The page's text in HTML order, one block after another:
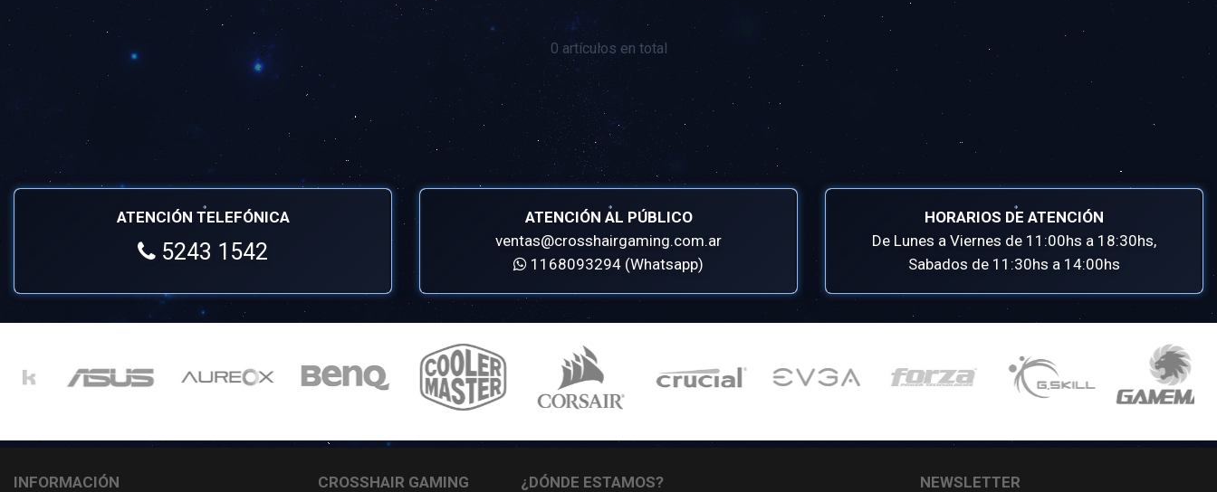
0 artículos en total
ATENCIÓN TELEFÓNICA
5243 1542
ATENCIÓN AL PÚBLICO
ventas@crosshairgaming.com.ar
1168093294 (Whatsapp)
HORARIOS DE ATENCIÓN
De Lunes a Viernes de 11:00hs a 18:30hs,
Sabados de 11:30hs a 14:00hs
INFORMACIÓN
CROSSHAIR GAMING
¿DÓNDE ESTAMOS? NEWSLETTER